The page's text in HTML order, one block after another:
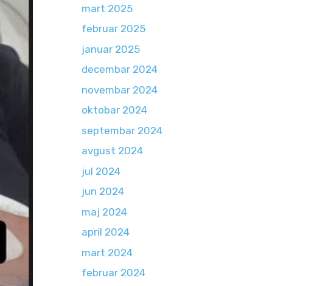
mart 2025
februar 2025
januar 2025
decembar 2024
novembar 2024
oktobar 2024
septembar 2024
avgust 2024
jul 2024
jun 2024
maj 2024
april 2024
mart 2024
februar 2024